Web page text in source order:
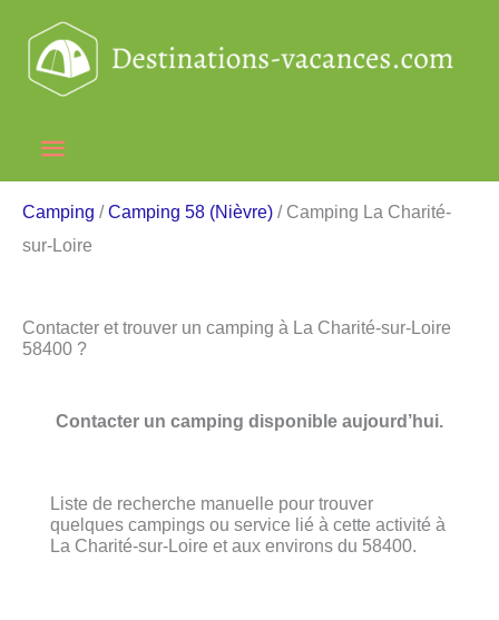
contenu
Menu
principal
Camping /Camping 58 (Nièvre) / Camping La Charité-
sur-Loire
Contacter et trouver un camping à La Charité-sur-Loire
58400 ?
Contacter un camping disponible aujourd’hui.
Liste de recherche manuelle pour trouver
quelques campings ou service lié à cette activité à
La Charité-sur-Loire et aux environs du 58400.